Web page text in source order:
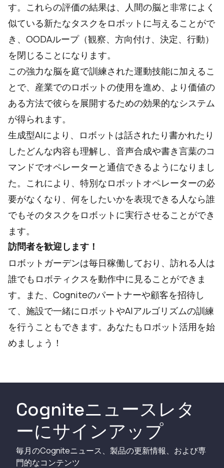
す。これらの評価の結果は、人間の脳と非常によく
似ている新たなタスクをロボットに与えることがで
き、OODAループ（観察、方向付け、決定、行動）
を閉じることになります。
この強力な脳を庭で訓練された運動技能に加えるこ
とで、産業でのロボットの使用を進め、より価値の
ある方法で彼らを展開するための効果的なシステム
が得られます。
生成型AIにより、ロボットは話されたり書かれたり
したどんな内容も理解し、音声合成や書き言葉のコ
マンドでオペレーターと通信できるようになりまし
た。これにより、特別なロボットオペレーターの必
要がなくなり、何をしたいかを表現できる人なら誰
でもそのタスクをロボットに実行させることができ
ます。
訪問者を歓迎します！
ロボットガーデンは毎日稼働しており、訪れる人は
誰でもロボティクスを動作中に見ることができま
す。また、Cogniteのパートナーや顧客を招待し
て、施設で一緒にロボットやAIアルゴリズムの訓練
を行うこともできます。あなたもロボット活用を始
めましょう！
Cogniteニュースレタ
ーにサインアップ
毎月のCogniteニュース、製品の更新情報、および専
門的なコンテンツ